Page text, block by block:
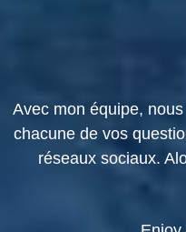
Avec mon équipe,
chacune de vos
réseaux sociaux.